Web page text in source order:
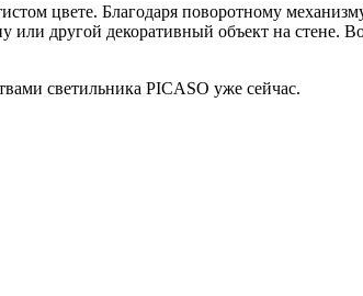
цвете. Благодаря поворотному
другой декоративный объект на стене.
светильника PICASO уже сейчас.